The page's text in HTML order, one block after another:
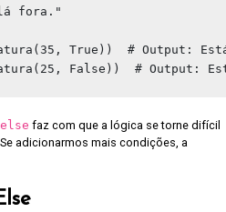
fora."
True))  # Output:
faz com que a lógica se torne difícil
adicionarmos mais condições, a